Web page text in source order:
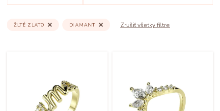
Zrušiť všetky filtre
ŽLTÉ ZLATO DIAMANT